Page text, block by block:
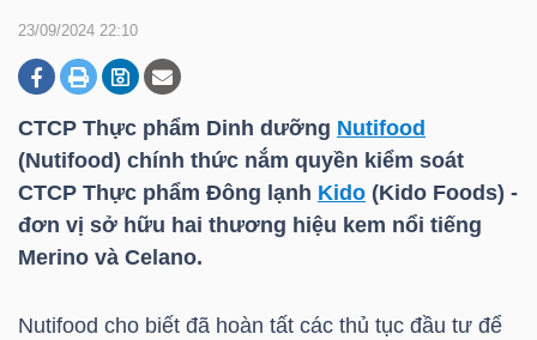
23/09/2024 22:10
CTCP Thực phẩm Dinh dưỡng Nutifood
(Nutifood) chính thức nắm quyền kiểm soát
CTCP Thực phẩm Đông lạnh Kido (Kido Foods) -
đơn vị sở hữu hai thương hiệu kem nổi tiếng
Merino và Celano.
Nutifood cho biết đã hoàn tất các thủ tục đầu tư để
DOANH
NGHIỆP
BẤT
ĐỘNG